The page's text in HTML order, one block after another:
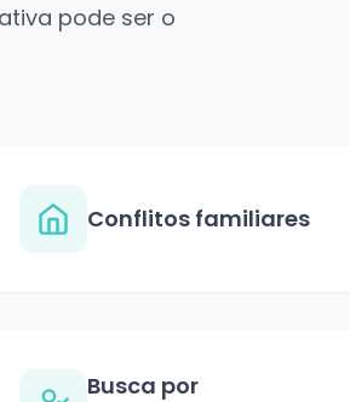
pode ser o
Conflitos familiares
Busca por